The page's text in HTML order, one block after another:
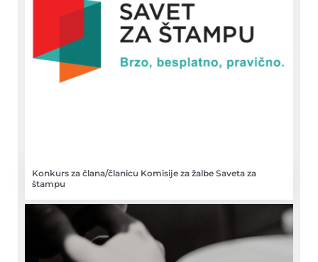
Konkurs za člana/članicu Komisije za žalbe Saveta za
štampu